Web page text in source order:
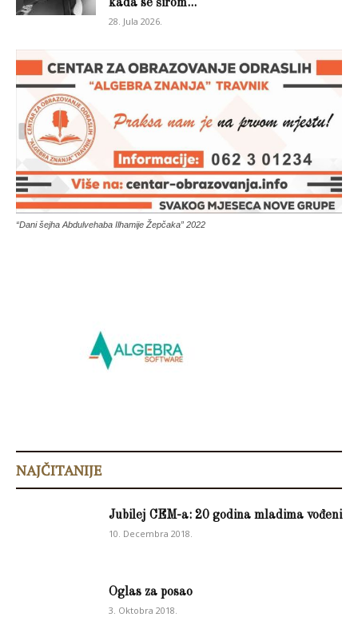
kada se širom...
28. Jula 2026.
“Dani šejha Abdulvehaba Ilhamije Žepčaka” 2022
NAJČITANIJE
Jubilej CEM-a: 20 godina mladima vođeni
10. Decembra 2018.
Oglas za posao
3. Oktobra 2018.